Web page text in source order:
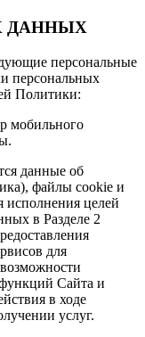
ДАННЫХ
персональные
персональных
Политики:
мобильного
данные об
файлы cookie и
исполнения целей
в Разделе 2
для
Сайта и
в ходе
услуг.